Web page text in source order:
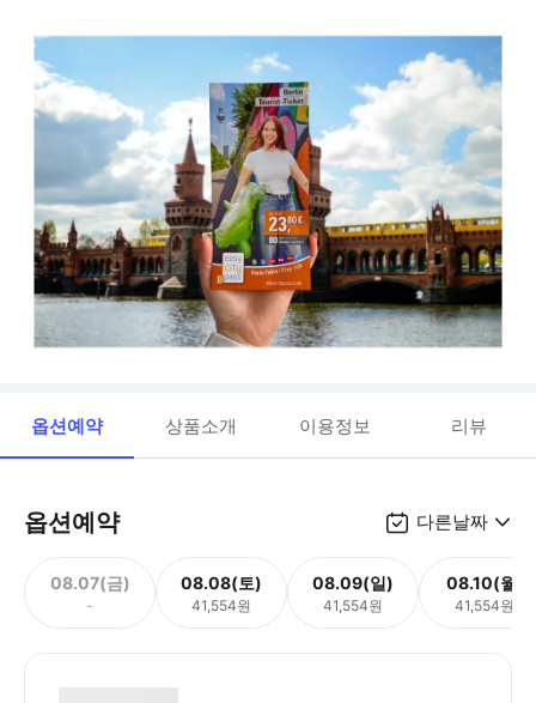
옵션예약 상품소개 이용정보 리뷰
옵션예약 다른날짜
08.07(금)
-
08.08(토)
41,554원
08.09(일)
41,554원
08.10(월)
41,554원